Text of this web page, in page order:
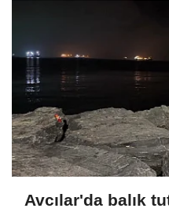
Avcılar'da balık